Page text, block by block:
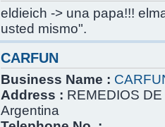
eldieich -> una papa!!!
usted mismo".
CARFUN
Business Name :
Address : REMEDIOS
Argentina